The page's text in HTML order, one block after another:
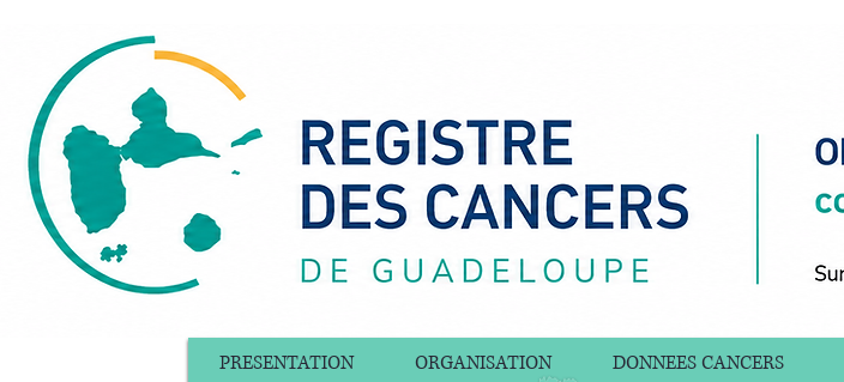
PRESENTATION ORGANISATION DONNEES CANCERS